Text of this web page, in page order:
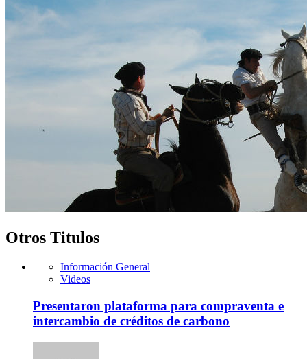
Otros Titulos
Información General
Videos
Presentaron plataforma para compraventa e
intercambio de créditos de carbono